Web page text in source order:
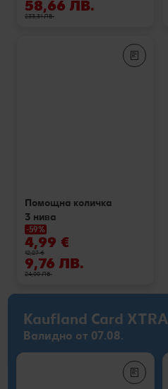
58,66 ЛВ.
233,31 ЛВ.
Помощна количка
3 нива
-59%
4,99 €
12,27 €
9,76 ЛВ.
24,00 ЛВ.
Kaufland Card XTRA
Валидно от 07.08.